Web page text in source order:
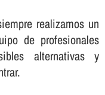
realizamos un
de profesionales
alternativas y